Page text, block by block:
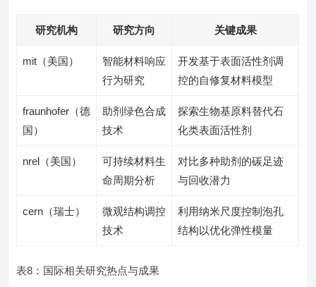
研究机构 研究方向 关键成果
mit（美国）
智能材料响应
行为研究
开发基于表面活性剂调
控的自修复材料模型
fraunhofer（德
国）
助剂绿色合成
技术
探索生物基原料替代石
化类表面活性剂
nrel（美国）
可持续材料生
命周期分析
对比多种助剂的碳足迹
与回收潜力
cern（瑞士）
微观结构调控
技术
利用纳米尺度控制泡孔
结构以优化弹性模量
表8：国际相关研究热点与成果